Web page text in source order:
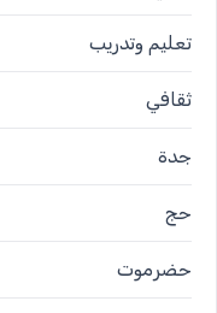
تعليم وتدريب
ثقافي
جدة
حج
حضرموت